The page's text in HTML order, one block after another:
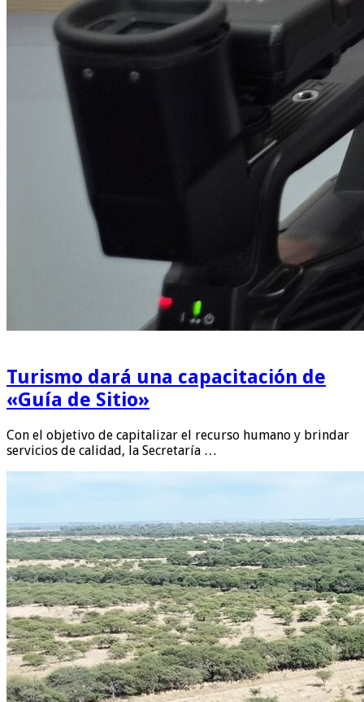
Turismo dará una capacitación de
«Guía de Sitio»
Con el objetivo de capitalizar el recurso humano y brindar
servicios de calidad, la Secretaría …